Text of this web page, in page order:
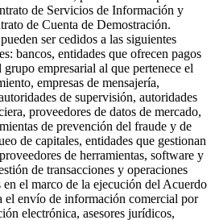
de Servicios de Información y
de Cuenta de Demostración.
ser cedidos a las siguientes
bancos, entidades que ofrecen pagos
grupo empresarial al que pertenece el
empresas de mensajería,
de supervisión, autoridades
proveedores de datos de mercado,
de prevención del fraude y de
de capitales, entidades que gestionan
de herramientas, software y
de transacciones y operaciones
en el marco de la ejecución del Acuerdo
el envío de información comercial por
electrónica, asesores jurídicos,